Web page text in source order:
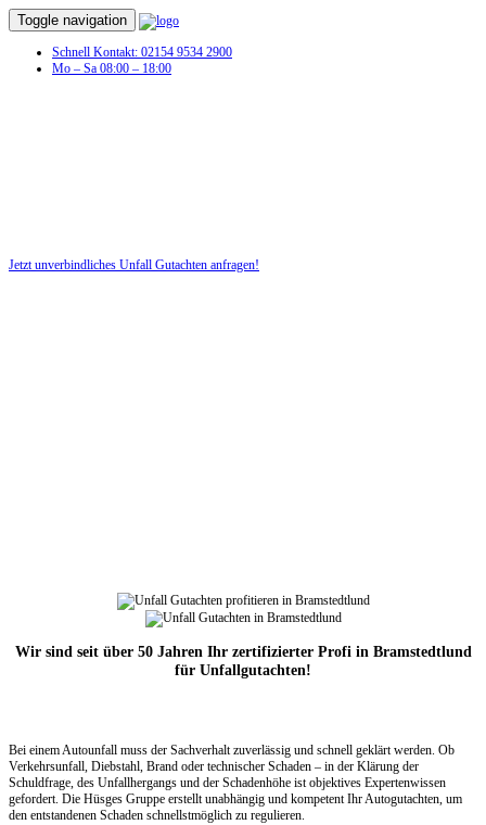
Toggle navigation
Schnell Kontakt: 02154 9534 2900
Mo – Sa 08:00 – 18:00
Jetzt unverbindliches Unfall Gutachten anfragen!
Wir sind seit über 50 Jahren Ihr zertifizierter Profi in Bramstedtlund
für Unfallgutachten!
Bei einem Autounfall muss der Sachverhalt zuverlässig und schnell geklärt werden. Ob
Verkehrsunfall, Diebstahl, Brand oder technischer Schaden – in der Klärung der
Schuldfrage, des Unfallhergangs und der Schadenhöhe ist objektives Expertenwissen
gefordert. Die Hüsges Gruppe erstellt unabhängig und kompetent Ihr Autogutachten, um
den entstandenen Schaden schnellstmöglich zu regulieren.